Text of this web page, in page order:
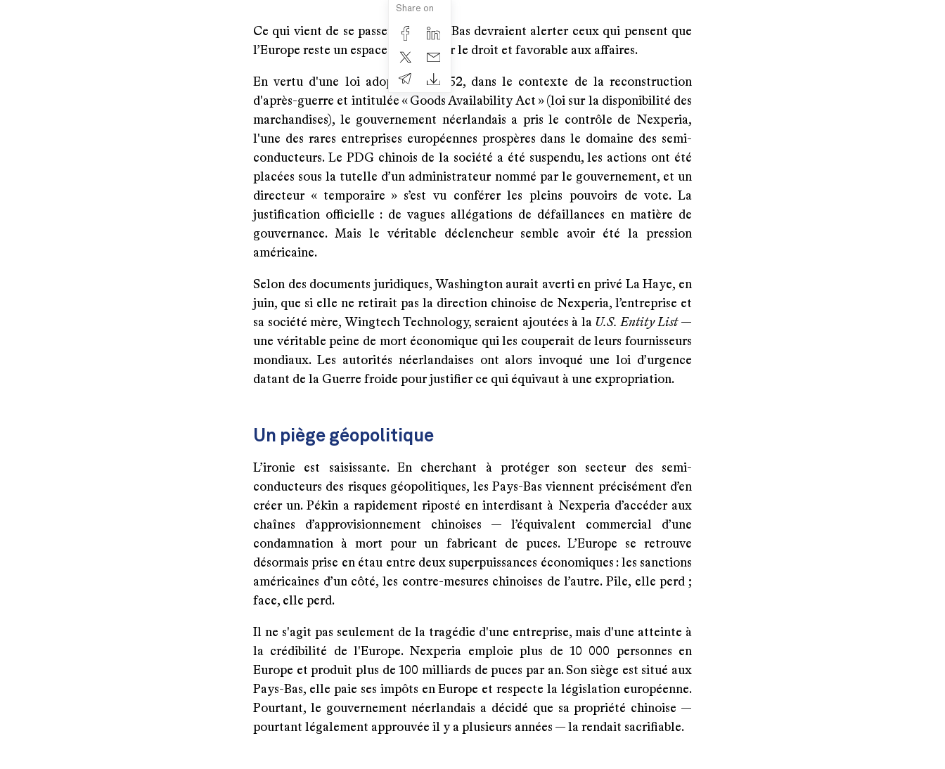
Share on
Ce qui vient de se passer aux Pays-Bas devraient alerter ceux qui pensent que
l’Europe reste un espace sûr, régi par le droit et favorable aux affaires.
En vertu d'une loi adoptée en 1952, dans le contexte de la reconstruction
d'après-guerre et intitulée « Goods Availability Act » (loi sur la disponibilité des
marchandises), le gouvernement néerlandais a pris le contrôle de Nexperia,
l'une des rares entreprises européennes prospères dans le domaine des semi-
conducteurs. Le PDG chinois de la société a été suspendu, les actions ont été
placées sous la tutelle d’un administrateur nommé par le gouvernement, et un
directeur « temporaire » s’est vu conférer les pleins pouvoirs de vote. La
justification officielle : de vagues allégations de défaillances en matière de
gouvernance. Mais le véritable déclencheur semble avoir été la pression
américaine.
Selon des documents juridiques, Washington aurait averti en privé La Haye, en
juin, que si elle ne retirait pas la direction chinoise de Nexperia, l’entreprise et
sa société mère, Wingtech Technology, seraient ajoutées à la U.S. Entity List—
une véritable peine de mort économique qui les couperait de leurs fournisseurs
mondiaux. Les autorités néerlandaises ont alors invoqué une loi d’urgence
datant de la Guerre froide pour justifier ce qui équivaut à une expropriation.
Un piège géopolitique
L’ironie est saisissante. En cherchant à protéger son secteur des semi-
conducteurs des risques géopolitiques, les Pays-Bas viennent précisément d’en
créer un. Pékin a rapidement riposté en interdisant à Nexperia d’accéder aux
chaînes d’approvisionnement chinoises — l’équivalent commercial d’une
condamnation à mort pour un fabricant de puces. L’Europe se retrouve
désormais prise en étau entre deux superpuissances économiques : les sanctions
américaines d’un côté, les contre-mesures chinoises de l’autre. Pile, elle perd ;
face, elle perd.
Il ne s'agit pas seulement de la tragédie d'une entreprise, mais d'une atteinte à
la crédibilité de l'Europe. Nexperia emploie plus de 10 000 personnes en
Europe et produit plus de 100 milliards de puces par an. Son siège est situé aux
Pays-Bas, elle paie ses impôts en Europe et respecte la législation européenne.
Pourtant, le gouvernement néerlandais a décidé que sa propriété chinoise —
pourtant légalement approuvée il y a plusieurs années — la rendait sacrifiable.